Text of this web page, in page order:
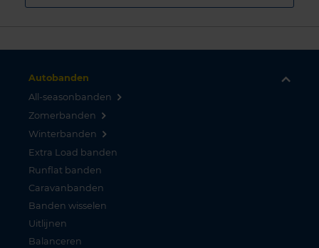
Autobanden
All-seasonbanden
Zomerbanden
Winterbanden
Extra Load banden
Runflat banden
Caravanbanden
Banden wisselen
Uitlijnen
Balanceren